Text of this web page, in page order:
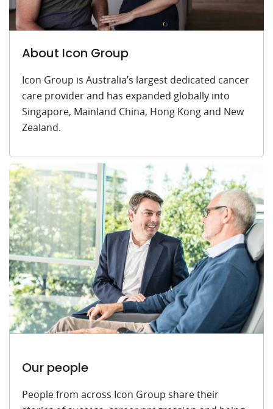
About Icon Group
Icon Group is Australia’s largest dedicated cancer
care provider and has expanded globally into
Singapore, Mainland China, Hong Kong and New
Zealand.
Our people
People from across Icon Group share their